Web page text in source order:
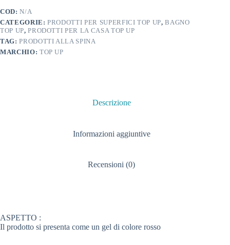
COD:N/A
CATEGORIE:PRODOTTI PER SUPERFICI TOP UP,BAGNO
TOP UP,PRODOTTI PER LA CASA TOP UP
TAG:PRODOTTI ALLA SPINA
MARCHIO: TOP UP
Descrizione
Informazioni aggiuntive
Recensioni (0)
ASPETTO :
Il prodotto si presenta come un gel di colore rosso